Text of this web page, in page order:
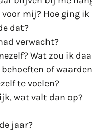
mij? Hoe ging ik
dat?
verwacht?
Wat zou ik
of
te voelen?
wat valt dan op?
jaar?